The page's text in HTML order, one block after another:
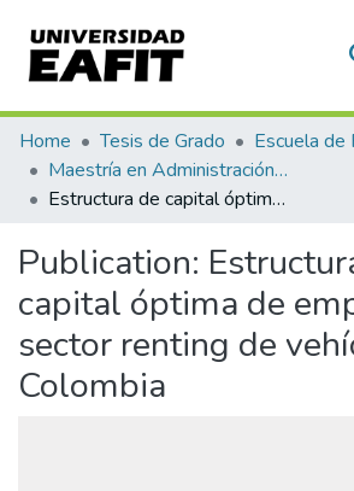
Communities & Collections
All of DSpace
Home Tesis de Grado
Maestría en Administración Financiera (tesis)
Estructura de capital óptima de empresas del sector renting de vehículos en Colombia
Publication:
capital óptima de
sector renting de
Colombia